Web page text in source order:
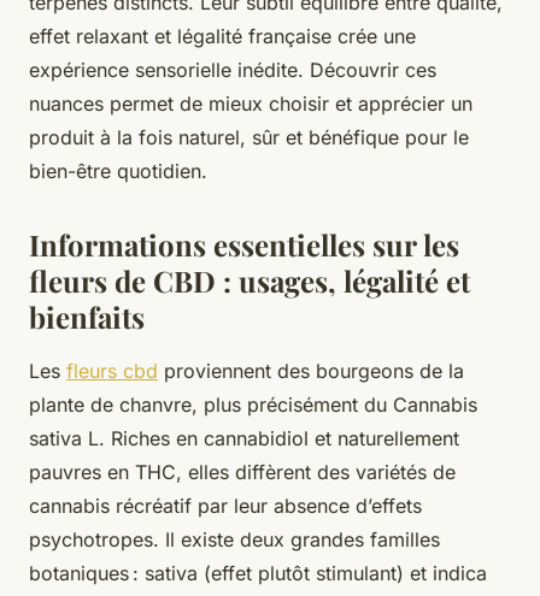
effet relaxant et légalité française crée une
expérience sensorielle inédite. Découvrir ces
nuances permet de mieux choisir et apprécier un
produit à la fois naturel, sûr et bénéfique pour le
bien-être quotidien.
Informations essentielles sur les
fleurs de CBD : usages, légalité et
bienfaits
Les fleurs cbd proviennent des bourgeons de la
plante de chanvre, plus précisément du Cannabis
sativa L. Riches en cannabidiol et naturellement
pauvres en THC, elles diffèrent des variétés de
cannabis récréatif par leur absence d’effets
psychotropes. Il existe deux grandes familles
botaniques : sativa (effet plutôt stimulant) et indica